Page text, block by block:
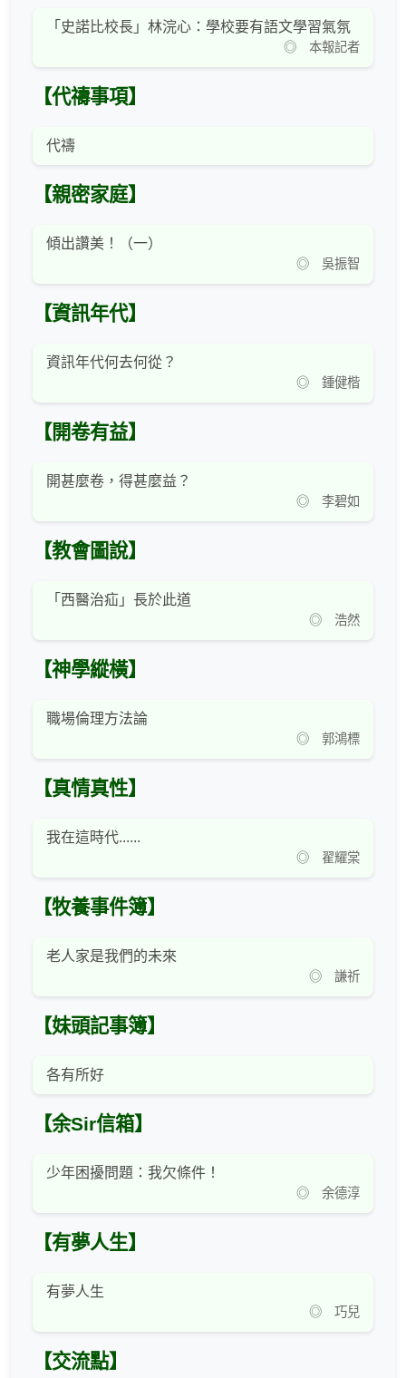
「史諾比校長」林浣心：學校要有語文學習氣氛
◎ 本報記者
【代禱事項】
代禱
【親密家庭】
傾出讚美！（一）
◎ 吳振智
【資訊年代】
資訊年代何去何從？
◎ 鍾健楷
【開卷有益】
開甚麼卷，得甚麼益？
◎ 李碧如
【教會圖說】
「西醫治疝」長於此道
◎ 浩然
【神學縱橫】
職場倫理方法論
◎ 郭鴻標
【真情真性】
我在這時代......
◎ 翟耀棠
【牧養事件簿】
老人家是我們的未來
◎ 謙祈
【妹頭記事簿】
各有所好
【余Sir信箱】
少年困擾問題：我欠條件！
◎ 余德淳
【有夢人生】
有夢人生
◎ 巧兒
【交流點】